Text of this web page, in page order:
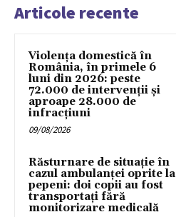
Articole recente
Violența domestică în
România, în primele 6
luni din 2026: peste
72.000 de intervenții și
aproape 28.000 de
infracțiuni
09/08/2026
Răsturnare de situație în
cazul ambulanței oprite la
pepeni: doi copii au fost
transportați fără
monitorizare medicală